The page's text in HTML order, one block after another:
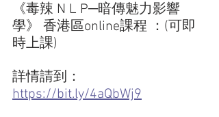
《毒辣 N L P─暗傳魅力影響
學》 香港區online課程 ：(可即
時上課)
詳情請到：
https://bit.ly/4aQbWj9